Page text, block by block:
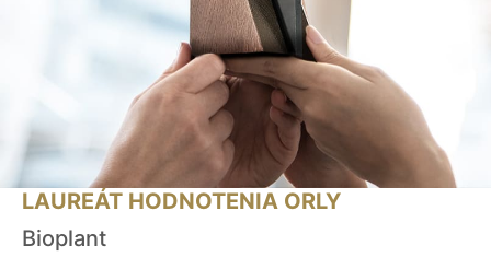
LAUREÁT HODNOTENIA ORLY
Bioplant